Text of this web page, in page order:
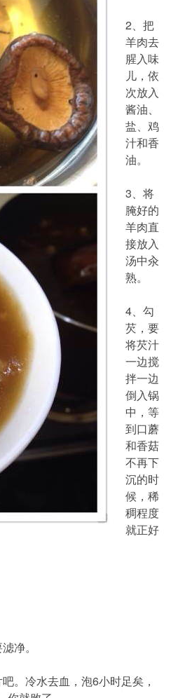
2、把
羊肉去
腥入味
儿，依
次放入
酱油、
盐、鸡
汁和香
油。
3、将
腌好的
羊肉直
接放入
汤中汆
熟。
4、勾
芡，要
将芡汁
一边搅
拌一边
倒入锅
中，等
到口蘑
和香菇
不再下
沉的时
候，稀
稠程度
就正好
净。
。冷水去血，泡6小时足矣，